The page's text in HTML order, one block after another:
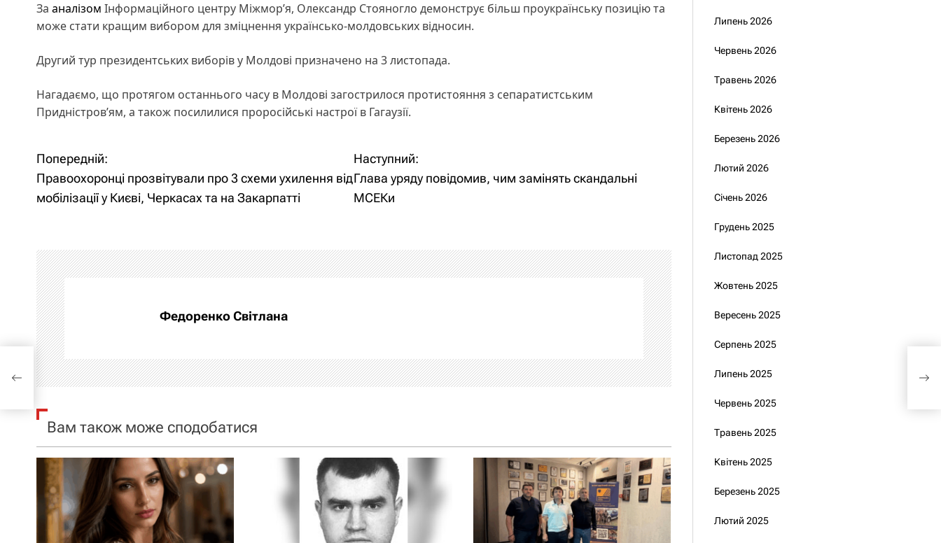
За аналізом Інформаційного центру Міжмор’я, Олександр Стояногло демонструє більш проукраїнську позицію та
може стати кращим вибором для зміцнення українсько-молдовських відносин.
Другий тур президентських виборів у Молдові призначено на 3 листопада.
Нагадаємо, що протягом останнього часу в Молдові загострилося протистояння з сепаратистським
Придністров’ям, а також посилилися проросійські настрої в Гагаузії.
Н
а
и
г
а
ц
и
я
о
з
а
Н
а
і
г
а
ц
і
я
а
п
и
Попередній:
Правоохоронці прозвітували про 3 схеми ухилення від
мобілізації у Києві, Черкасах та на Закарпатті
Наступний:
Глава уряду повідомив, чим замінять скандальні
МСЕКи
Федоренко Світлана
Вам також може сподобатися
Липень 2026
Червень 2026
Травень 2026
Квітень 2026
Березень 2026
Лютий 2026
Січень 2026
Грудень 2025
Листопад 2025
Жовтень 2025
Вересень 2025
Серпень 2025
Липень 2025
Червень 2025
Травень 2025
Квітень 2025
Березень 2025
Лютий 2025